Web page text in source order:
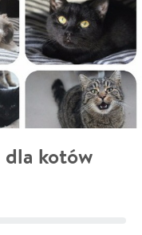
dla kotów